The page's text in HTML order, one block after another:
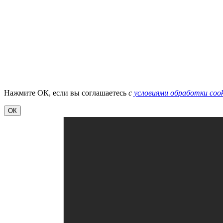
Нажмите ОК, если вы соглашаетесь с условиями обработки
ОК